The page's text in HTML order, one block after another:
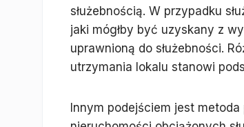
służebnością. W przypadku
jaki mógłby być uzyskany z
uprawnioną do służebności.
utrzymania lokalu stanowi
Innym podejściem jest